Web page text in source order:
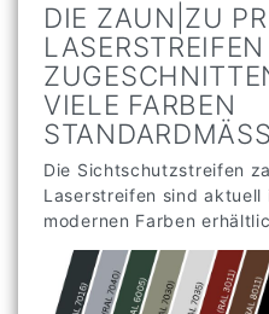
DIE ZAUN|ZU
VIELE FARBEN
Die Sichtschutzstreifen
Laserstreifen sind aktuell
modernen Farben